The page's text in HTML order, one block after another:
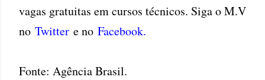
vagas gratuitas em cursos técnicos. Siga o M.V
no Twitter e no Facebook.
Fonte: Agência Brasil.